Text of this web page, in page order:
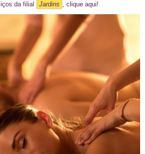
da filial
Jardins , clique aqui!